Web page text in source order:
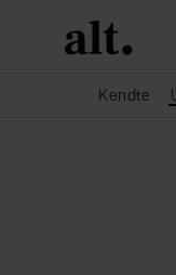
Kendte